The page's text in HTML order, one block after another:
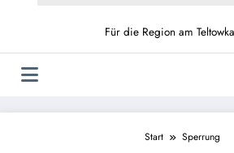
Für die Region am
Start Sperrung